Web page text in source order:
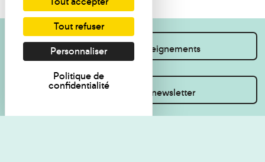
Je souhaite des renseignements
Inscrivez-vous à la newsletter
Tout refuser
Personnaliser
Politique de
confidentialité